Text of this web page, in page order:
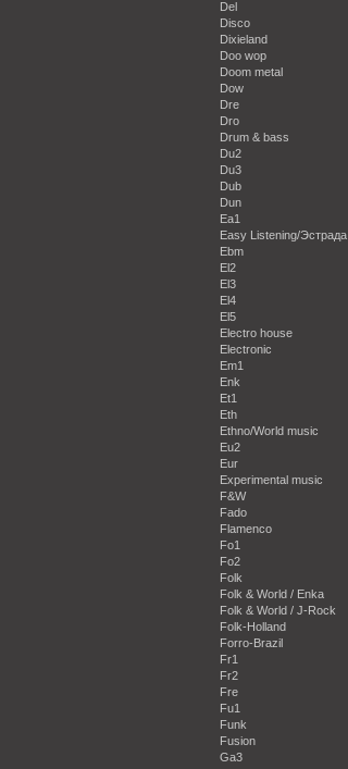
Del
Disco
Dixieland
Doo wop
Doom metal
Dow
Dre
Dro
Drum & bass
Du2
Du3
Dub
Dun
Ea1
Easy Listening/Эстрада
Ebm
El2
El3
El4
El5
Electro house
Electronic
Em1
Enk
Et1
Eth
Ethno/World music
Eu2
Eur
Experimental music
F&W
Fado
Flamenco
Fo1
Fo2
Folk
Folk & World / Enka
Folk & World / J-Rock
Folk-Holland
Forro-Brazil
Fr1
Fr2
Fre
Fu1
Funk
Fusion
Ga3